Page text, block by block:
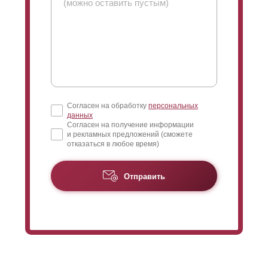
часть забора. Таким образом, вы можете видеть, что
Согласен на обработку персональных
данных
Согласен на получение информации
и рекламных предложений (сможете
отказаться в любое время)
Отправить